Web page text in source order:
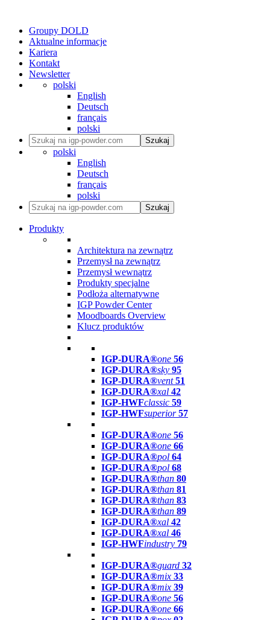
Groupy DOLD
Aktualne informacje
Kariera
Kontakt
Newsletter
polski
English
Deutsch
français
polski
Szukaj
polski
English
Deutsch
français
polski
Szukaj
Produkty
Architektura na zewnątrz
Przemysł na zewnątrz
Przemysł wewnątrz
Produkty specjalne
Podłoża alternatywne
IGP Powder Center
Moodboards Overview
Klucz produktów
IGP-DURA®one 56
IGP-DURA®sky 95
IGP-DURA®vent 51
IGP-DURA®xal 42
IGP-HWFclassic 59
IGP-HWFsuperior 57
IGP-DURA®one 56
IGP-DURA®one 66
IGP-DURA®pol 64
IGP-DURA®pol 68
IGP-DURA®than 80
IGP-DURA®than 81
IGP-DURA®than 83
IGP-DURA®than 89
IGP-DURA®xal 42
IGP-DURA®xal 46
IGP-HWFindustry 79
IGP-DURA®guard 32
IGP-DURA®mix 33
IGP-DURA®mix 39
IGP-DURA®one 56
IGP-DURA®one 66